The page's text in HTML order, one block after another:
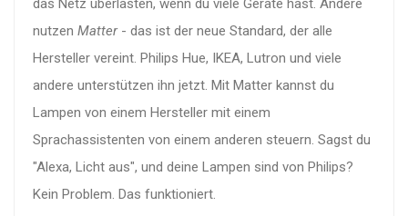
das Netz überlasten, wenn du viele Geräte hast. Andere
nutzen Matter- das ist der neue Standard, der alle
Hersteller vereint. Philips Hue, IKEA, Lutron und viele
andere unterstützen ihn jetzt. Mit Matter kannst du
Lampen von einem Hersteller mit einem
Sprachassistenten von einem anderen steuern. Sagst du
"Alexa, Licht aus", und deine Lampen sind von Philips?
Kein Problem. Das funktioniert.